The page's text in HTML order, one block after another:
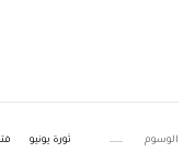
الوسوم ثورة يونيو